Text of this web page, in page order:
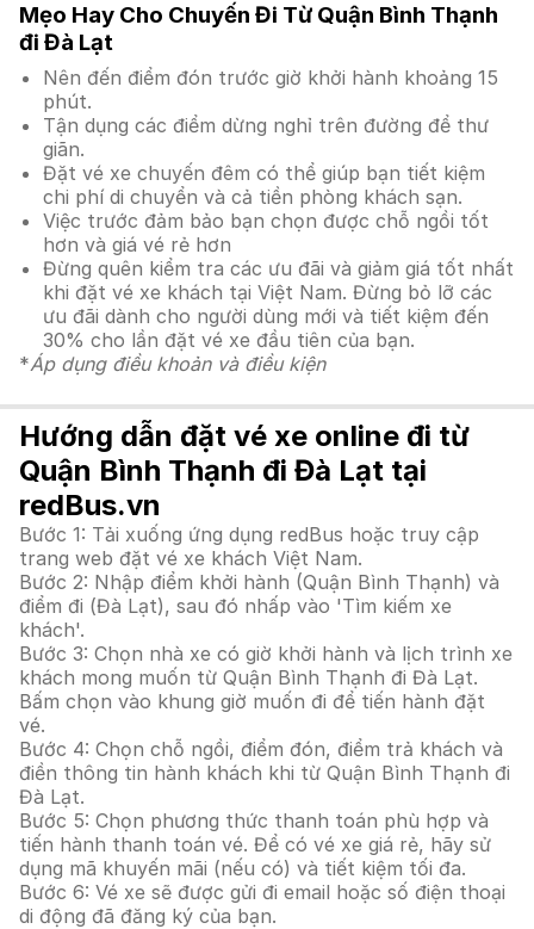
Mẹo Hay Cho Chuyến Đi Từ Quận Bình Thạnh
đi Đà Lạt
Nên đến điểm đón trước giờ khởi hành khoảng 15
phút.
Tận dụng các điểm dừng nghỉ trên đường để thư
giãn.
Đặt vé xe chuyến đêm có thể giúp bạn tiết kiệm
chi phí di chuyển và cả tiền phòng khách sạn.
Việc trước đảm bảo bạn chọn được chỗ ngồi tốt
hơn và giá vé rẻ hơn
Đừng quên kiểm tra các ưu đãi và giảm giá tốt nhất
khi đặt vé xe khách tại Việt Nam. Đừng bỏ lỡ các
ưu đãi dành cho người dùng mới và tiết kiệm đến
30% cho lần đặt vé xe đầu tiên của bạn.
*Áp dụng điều khoản và điều kiện
Hướng dẫn đặt vé xe online đi từ
Quận Bình Thạnh đi Đà Lạt tại
redBus.vn
Bước 1: Tải xuống ứng dụng redBus hoặc truy cập
trang web đặt vé xe khách Việt Nam.
Bước 2: Nhập điểm khởi hành (Quận Bình Thạnh) và
điểm đi (Đà Lạt), sau đó nhấp vào 'Tìm kiếm xe
khách'.
Bước 3: Chọn nhà xe có giờ khởi hành và lịch trình xe
khách mong muốn từ Quận Bình Thạnh đi Đà Lạt.
Bấm chọn vào khung giờ muốn đi để tiến hành đặt
vé.
Bước 4: Chọn chỗ ngồi, điểm đón, điểm trả khách và
điền thông tin hành khách khi từ Quận Bình Thạnh đi
Đà Lạt.
Bước 5: Chọn phương thức thanh toán phù hợp và
tiến hành thanh toán vé. Để có vé xe giá rẻ, hãy sử
dụng mã khuyến mãi (nếu có) và tiết kiệm tối đa.
Bước 6: Vé xe sẽ được gửi đi email hoặc số điện thoại
di động đã đăng ký của bạn.